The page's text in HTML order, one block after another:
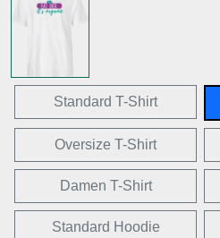
Standard T-Shirt
Oversize T-Shirt
Damen T-Shirt
Standard Hoodie